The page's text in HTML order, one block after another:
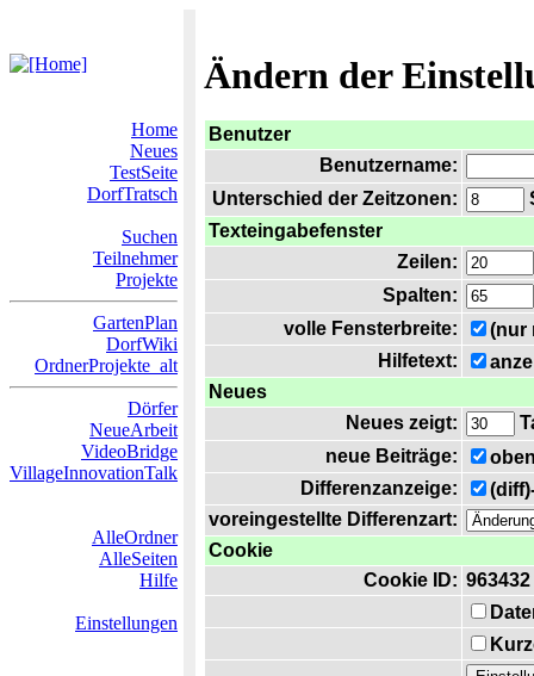
Ändern der
Home
Neues
TestSeite
DorfTratsch
Suchen
Teilnehmer
Projekte
GartenPlan
DorfWiki
OrdnerProjekte_alt
Dörfer
NeueArbeit
VideoBridge
VillageInnovationTalk
AlleOrdner
AlleSeiten
Hilfe
Einstellungen
Benutzer
Benutzername:
Unterschied der Zeitzonen:
Texteingabefenster
Zeilen:
Spalten:
volle Fensterbreite:
(nur
Hilfetext:
Neues
Neues zeigt:
neue Beiträge:
Differenzanzeige:
voreingestellte Differenzart:
Cookie
Cookie ID: 963432